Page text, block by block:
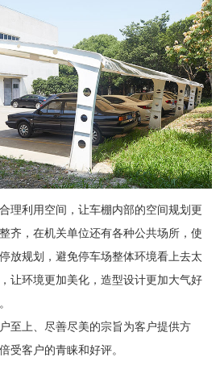
理利用空间，让车棚内部的空间规划更
齐，在机关单位还有各种公共场所，使
放规划，避免停车场整体环境看上去太
让环境更加美化，造型设计更加大气好
至上、尽善尽美的宗旨为客户提供方
受客户的青睐和好评。